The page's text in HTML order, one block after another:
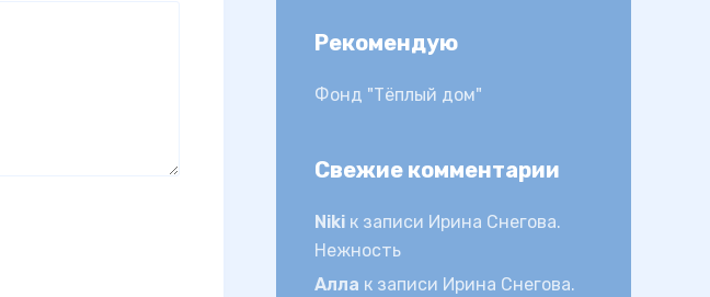
Рекомендую
Фонд "Тёплый дом"
Свежие комментарии
Niki к записи Ирина Снегова.
Нежность
Алла к записи Ирина Снегова.